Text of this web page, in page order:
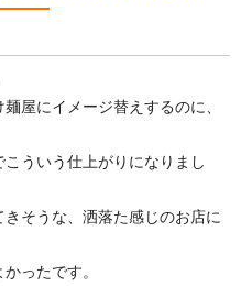
屋にイメージ替えするのに、
ういう仕上がりになりまし
そうな、洒落た感じのお店に
ったです。